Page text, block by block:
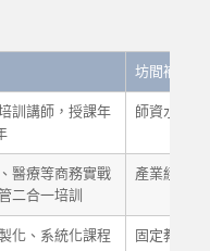
坊間補習班
訓講師，授課年
師資水準參
醫療等商務實戰
二合一培訓
產業經驗有
化、系統化課程
固定教材